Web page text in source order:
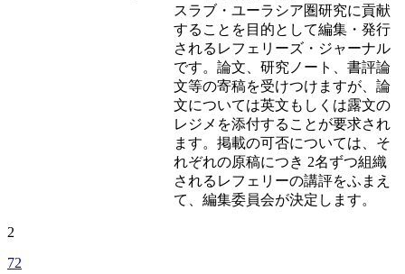
スラブ・ユーラシア圏研究に貢献
することを目的として編集・発行
されるレフェリーズ・ジャーナル
です。論文、研究ノート、書評論
文等の寄稿を受けつけますが、論
文については英文もしくは露文の
レジメを添付することが要求され
ます。掲載の可否については、そ
れぞれの原稿につき 2名ずつ組織
されるレフェリーの講評をふまえ
て、編集委員会が決定します。
2
72